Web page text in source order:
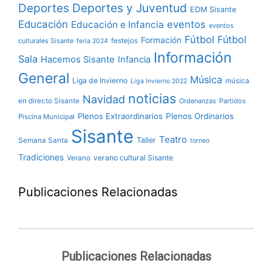
Deportes Deportes y Juventud EDM Sisante
Educación Educación e Infancia eventos eventos
culturales Sisante feria 2024 festejos Formación Fútbol Fútbol
Sala Hacemos Sisante Infancia Información
General Liga de Invierno Liga Invierno 2022 Música música
en directo Sisante Navidad noticias Ordenanzas Partidos
Piscina Municipal Plenos Extraordinarios Plenos Ordinarios
Semana Santa Sisante Taller Teatro torneo
Tradiciones Verano verano cultural Sisante
Publicaciones Relacionadas
Publicaciones Relacionadas